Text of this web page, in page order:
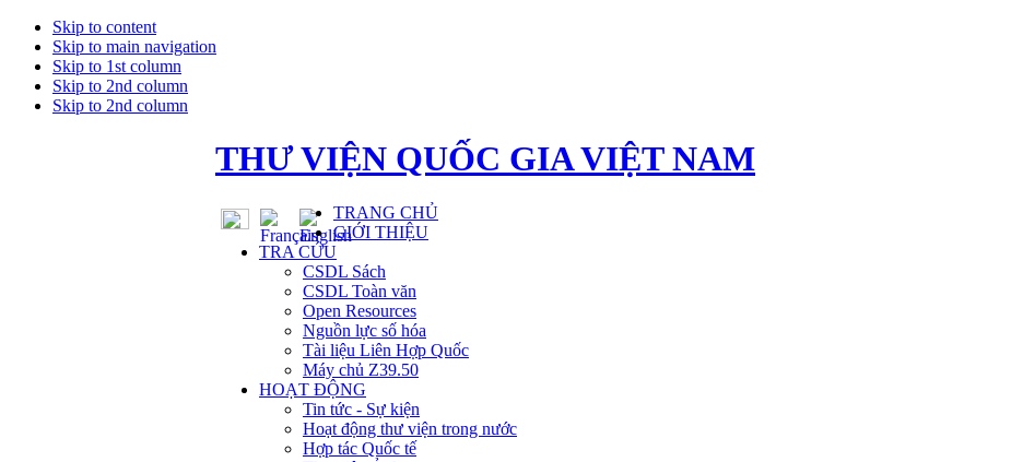
Skip to content
Skip to main navigation
Skip to 1st column
Skip to 2nd column
Skip to 2nd column
THƯ VIỆN QUỐC GIA VIỆT NAM
TRANG CHỦ
GIỚI THIỆU
TRA CỨU
CSDL Sách
CSDL Toàn văn
Open Resources
Nguồn lực số hóa
Tài liệu Liên Hợp Quốc
Máy chủ Z39.50
HOẠT ĐỘNG
Tin tức - Sự kiện
Hoạt động thư viện trong nước
Hợp tác Quốc tế